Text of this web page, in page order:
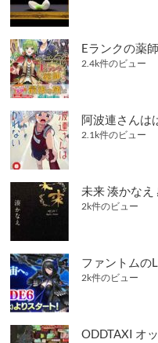
Eランクの薬
2.4k件のビュー
阿波連さんは
2.1k件のビュー
未来 湊かなえ
2k件のビュー
ファントムの
2k件のビュー
ODDTAXI オ